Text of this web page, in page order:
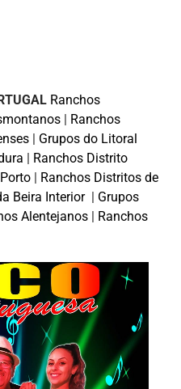
Ranchos
Ranchos
Grupos do Litoral
Ranchos Distrito
Ranchos Distritos de
Beira Interior
Grupos
Alentejanos
Ranchos